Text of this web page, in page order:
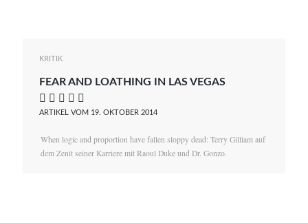
KRITIK
FEAR AND LOATHING IN LAS VEGAS
    
ARTIKEL VOM 19. OKTOBER 2014
When logic and proportion have fallen sloppy dead: Terry Gilliam auf
dem Zenit seiner Karriere mit Raoul Duke und Dr. Gonzo.